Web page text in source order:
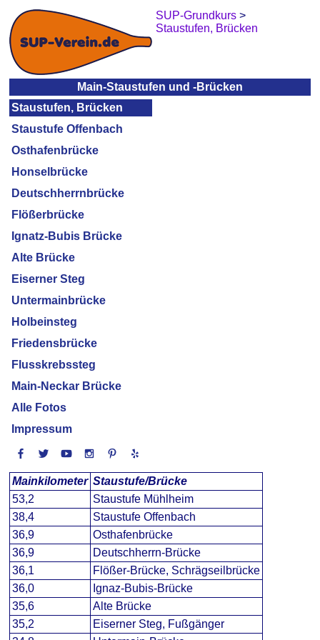
SUP-Grundkurs >
Staustufen, Brücken
Main-Staustufen und -Brücken
Staustufen, Brücken
Staustufe Offenbach
Osthafenbrücke
Honselbrücke
Deutschherrnbrücke
Flößerbrücke
Ignatz-Bubis Brücke
Alte Brücke
Eiserner Steg
Untermainbrücke
Holbeinsteg
Friedensbrücke
Flusskrebssteg
Main-Neckar Brücke
Alle Fotos
Impressum
Mainkilometer Staustufe/Brücke
53,2
Staustufe Mühlheim
38,4
Staustufe Offenbach
36,9
Osthafenbrücke
36,9
Deutschherrn-Brücke
36,1
Flößer-Brücke, Schrägseilbrücke
36,0
Ignaz-Bubis-Brücke
35,6
Alte Brücke
35,2
Eiserner Steg, Fußgänger